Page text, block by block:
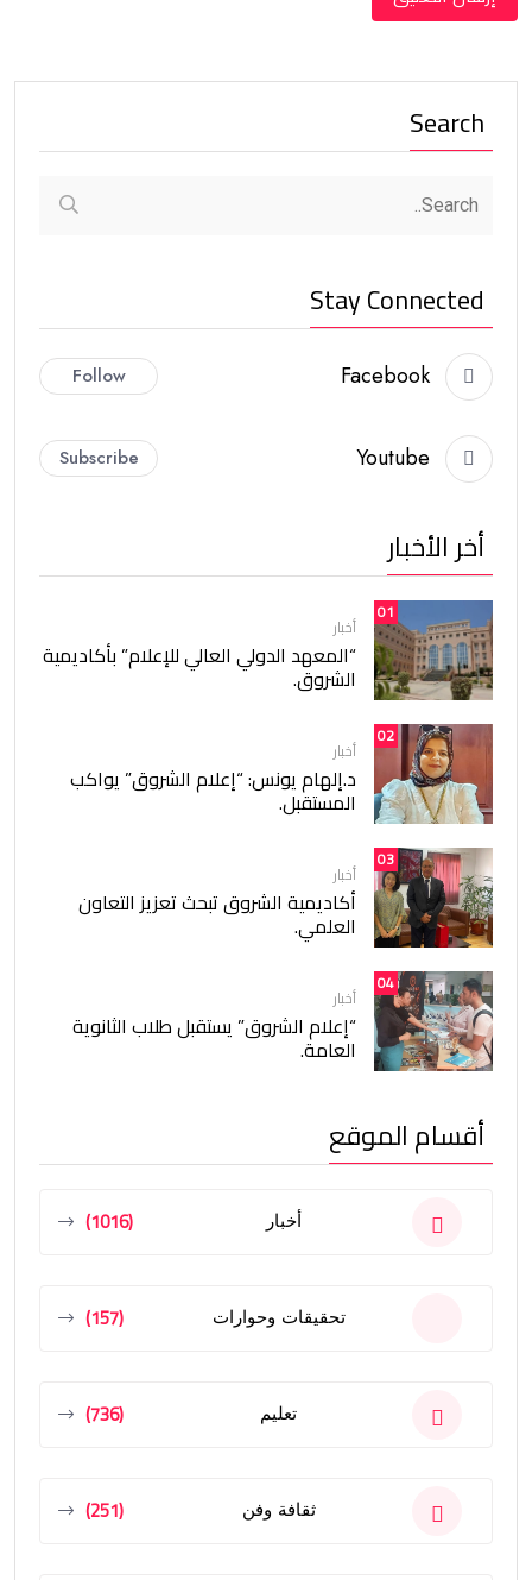
Search
Stay Connected
Facebook
Follow
Youtube
Subscribe
أخر الأخبار
01
أخبار
“المعهد الدولي العالي للإعلام” بأكاديمية
الشروق.
02
أخبار
د.إلهام يونس: “إعلام الشروق” يواكب
المستقبل.
03
أخبار
أكاديمية الشروق تبحث تعزيز التعاون
العلمي.
04
أخبار
“إعلام الشروق” يستقبل طلاب الثانوية
العامة.
أقسام الموقع
أخبار (1016)
تحقيقات وحوارات (157)
تعليم (736)
ثقافة وفن (251)